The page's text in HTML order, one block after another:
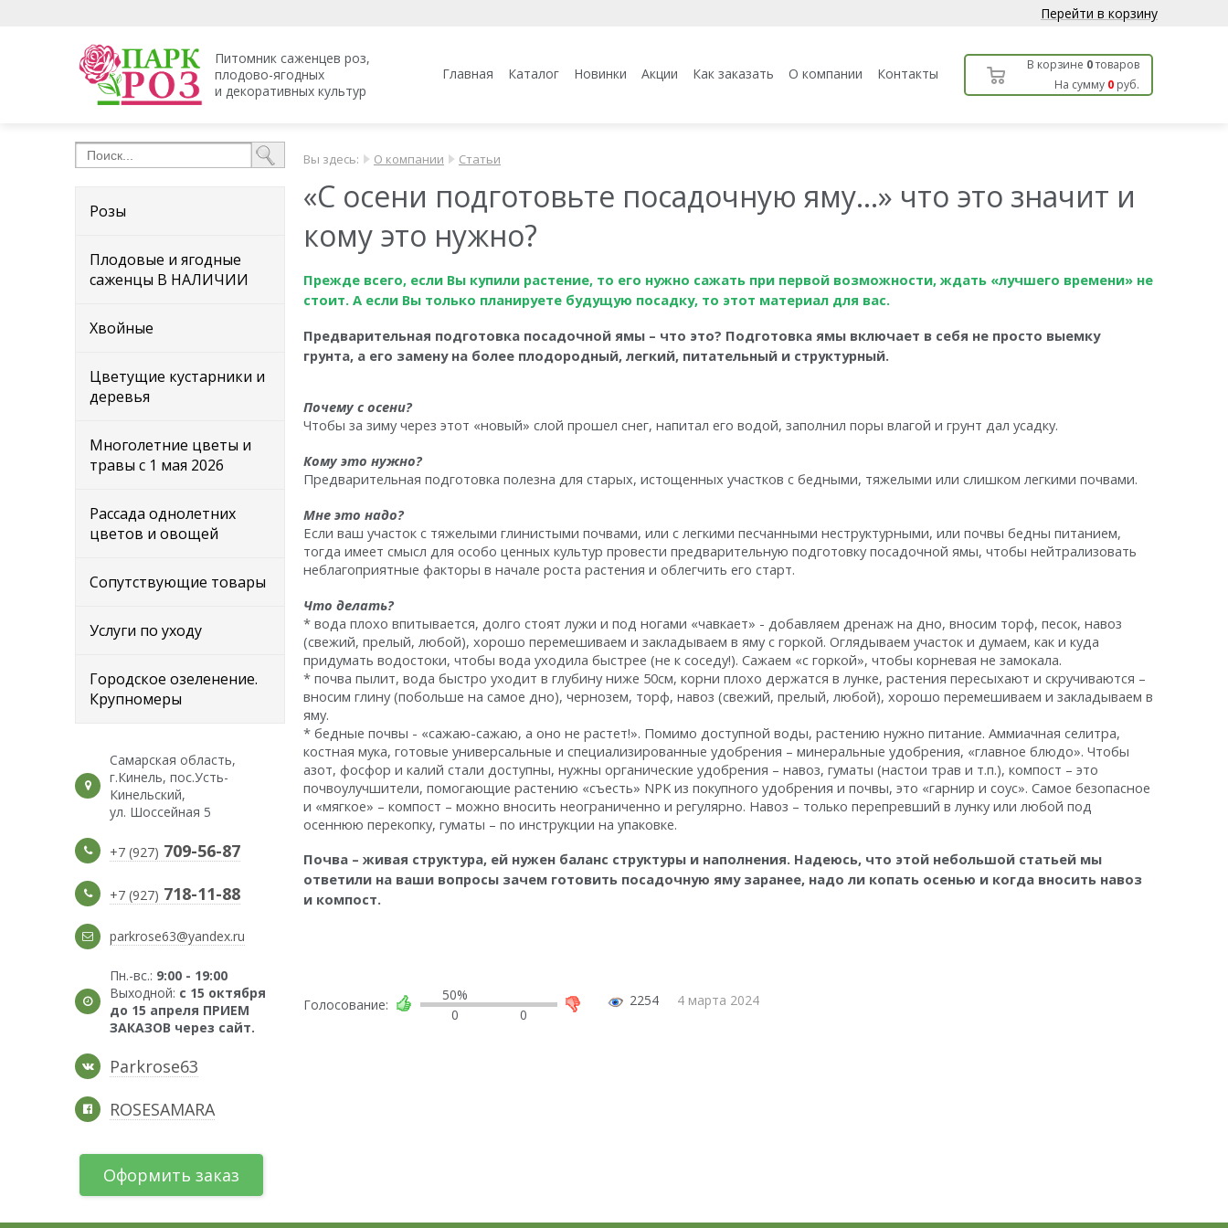
Перейти в корзину
Питомник саженцев роз,
плодово-ягодных
и декоративных культур
Главная Каталог Новинки Акции Как заказать О компании Контакты В корзине 0товаров
На сумму 0 руб.
Розы
Плодовые и ягодные
саженцы В НАЛИЧИИ
Хвойные
Цветущие кустарники и
деревья
Многолетние цветы и
травы с 1 мая 2026
Рассада однолетних
цветов и овощей
Сопутствующие товары
Услуги по уходу
Городское озеленение.
Крупномеры
Самарская область,
г.Кинель, пос.Усть-
Кинельский,
ул. Шоссейная 5
+7 (927) 709-56-87
+7 (927) 718-11-88
parkrose63@yandex.ru
Пн.-вс.: 9:00 - 19:00
Выходной: с 15 октября
до 15 апреля ПРИЕМ
ЗАКАЗОВ через сайт.
Parkrose63
ROSESAMARA
Оформить заказ
Вы здесь: О компании Статьи
«С осени подготовьте посадочную яму…» что это значит и
кому это нужно?
Прежде всего, если Вы купили растение, то его нужно сажать при первой возможности, ждать «лучшего времени» не
стоит. А если Вы только планируете будущую посадку, то этот материал для вас.
Предварительная подготовка посадочной ямы – что это? Подготовка ямы включает в себя не просто выемку
грунта, а его замену на более плодородный, легкий, питательный и структурный.
Почему с осени?
Чтобы за зиму через этот «новый» слой прошел снег, напитал его водой, заполнил поры влагой и грунт дал усадку.
Кому это нужно?
Предварительная подготовка полезна для старых, истощенных участков с бедными, тяжелыми или слишком легкими почвами.
Мне это надо?
Если ваш участок с тяжелыми глинистыми почвами, или с легкими песчанными неструктурными, или почвы бедны питанием,
тогда имеет смысл для особо ценных культур провести предварительную подготовку посадочной ямы, чтобы нейтрализовать
неблагоприятные факторы в начале роста растения и облегчить его старт.
Что делать?
* вода плохо впитывается, долго стоят лужи и под ногами «чавкает» - добавляем дренаж на дно, вносим торф, песок, навоз
(свежий, прелый, любой), хорошо перемешиваем и закладываем в яму с горкой. Оглядываем участок и думаем, как и куда
придумать водостоки, чтобы вода уходила быстрее (не к соседу!). Сажаем «с горкой», чтобы корневая не замокала.
* почва пылит, вода быстро уходит в глубину ниже 50см, корни плохо держатся в лунке, растения пересыхают и скручиваются –
вносим глину (побольше на самое дно), чернозем, торф, навоз (свежий, прелый, любой), хорошо перемешиваем и закладываем в
яму.
* бедные почвы - «сажаю-сажаю, а оно не растет!». Помимо доступной воды, растению нужно питание. Аммиачная селитра,
костная мука, готовые универсальные и специализированные удобрения – минеральные удобрения, «главное блюдо». Чтобы
азот, фосфор и калий стали доступны, нужны органические удобрения – навоз, гуматы (настои трав и т.п.), компост – это
почвоулучшители, помогающие растению «съесть» NPK из покупного удобрения и почвы, это «гарнир и соус». Самое безопасное
и «мягкое» – компост – можно вносить неограниченно и регулярно. Навоз – только перепревший в лунку или любой под
осеннюю перекопку, гуматы – по инструкции на упаковке.
Почва – живая структура, ей нужен баланс структуры и наполнения. Надеюсь, что этой небольшой статьей мы
ответили на ваши вопросы зачем готовить посадочную яму заранее, надо ли копать осенью и когда вносить навоз
и компост.
Голосование:
50%
0
0
2254 4 марта 2024